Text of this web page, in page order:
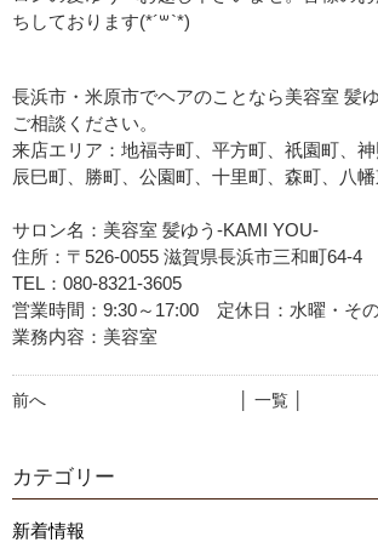
ちしております(*´꒳`*)
長浜市・米原市でヘアのことなら美容室 髪
ご相談ください。
来店エリア：地福寺町、平方町、祇園町、
辰巳町、勝町、公園町、十里町、森町、八
サロン名：美容室 髪ゆう-KAMI YOU-
住所：〒526-0055 滋賀県長浜市三和町64-4
TEL：080-8321-3605
営業時間：9:30～17:00 定休日：水曜・そ
業務内容：美容室
前へ │ 一覧 │
カテゴリー
新着情報